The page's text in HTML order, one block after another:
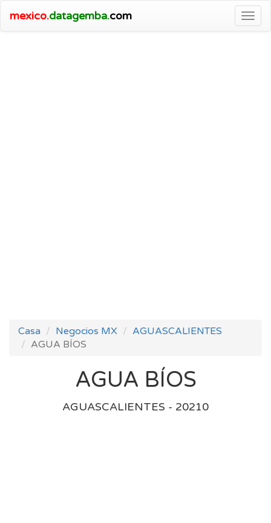
mexico.datagemba.com
Casa Negocios MX
AGUASCALIENTES
AGUA BÍOS
AGUA BÍOS
AGUASCALIENTES - 20210